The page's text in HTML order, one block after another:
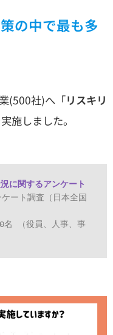
の中で最も多
(500社)へ「リスキリ
施しました。
ート調査（⽇本全国
名 （役員、⼈事、事